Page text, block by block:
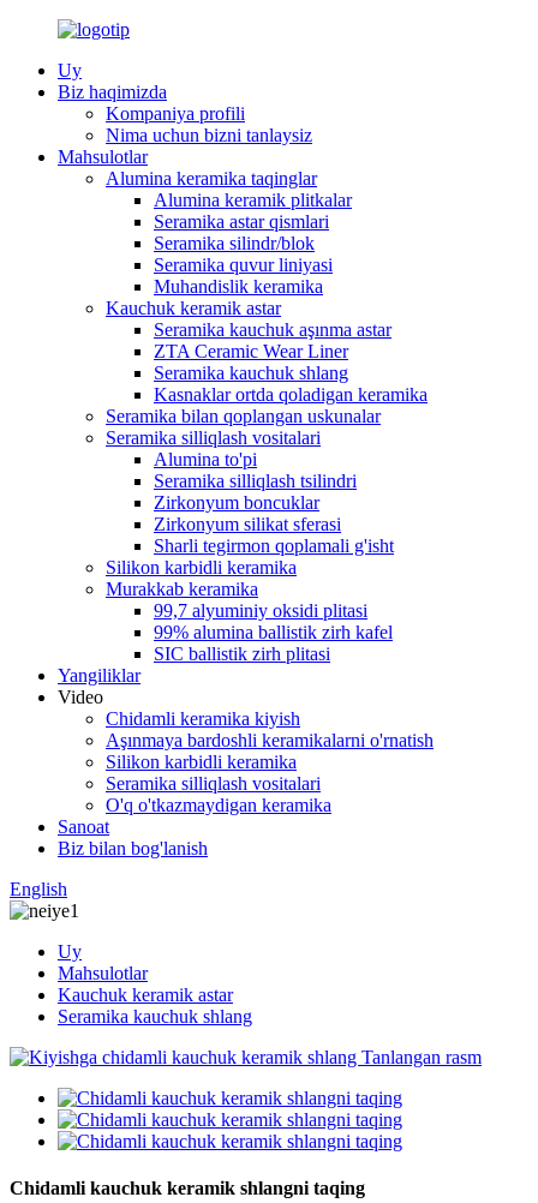
Uy
Biz haqimizda
Kompaniya profili
Nima uchun bizni tanlaysiz
Mahsulotlar
Alumina keramika taqinglar
Alumina keramik plitkalar
Seramika astar qismlari
Seramika silindr/blok
Seramika quvur liniyasi
Muhandislik keramika
Kauchuk keramik astar
Seramika kauchuk aşınma astar
ZTA Ceramic Wear Liner
Seramika kauchuk shlang
Kasnaklar ortda qoladigan keramika
Seramika bilan qoplangan uskunalar
Seramika silliqlash vositalari
Alumina to'pi
Seramika silliqlash tsilindri
Zirkonyum boncuklar
Zirkonyum silikat sferasi
Sharli tegirmon qoplamali g'isht
Silikon karbidli keramika
Murakkab keramika
99,7 alyuminiy oksidi plitasi
99% alumina ballistik zirh kafel
SIC ballistik zirh plitasi
Yangiliklar
Video
Chidamli keramika kiyish
Aşınmaya bardoshli keramikalarni o'rnatish
Silikon karbidli keramika
Seramika silliqlash vositalari
O'q o'tkazmaydigan keramika
Sanoat
Biz bilan bog'lanish
English
Uy
Mahsulotlar
Kauchuk keramik astar
Seramika kauchuk shlang
Chidamli kauchuk keramik shlangni taqing